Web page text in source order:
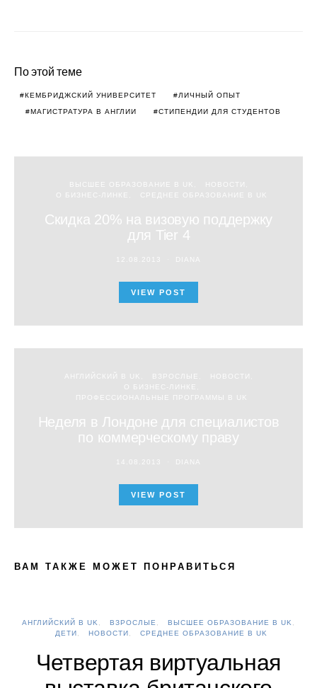
По этой теме
КЕМБРИДЖСКИЙ УНИВЕРСИТЕТ ЛИЧНЫЙ ОПЫТ
МАГИСТРАТУРА В АНГЛИИ СТИПЕНДИИ ДЛЯ СТУДЕНТОВ
ВЫСШЕЕ ОБРАЗОВАНИЕ В UK
О БИЗНЕС-ЛИНКЕ
СРЕДНЕЕ ОБРАЗОВАНИЕ В UK
Скидка 20% на визовую поддержку
для Tier 4
12.08.2013 DIANA
VIEW POST
АНГЛИЙСКИЙ В UK ВЗРОСЛЫЕ
О БИЗНЕС-ЛИНКЕ
ПРОФЕССИОНАЛЬНЫЕ ПРОГРАММЫ В UK
Неделя в Лондоне для специалистов
по коммерческому праву
14.08.2013 DIANA
VIEW POST
ВАМ ТАКЖЕ МОЖЕТ ПОНРАВИТЬСЯ
АНГЛИЙСКИЙ В UK ВЗРОСЛЫЕ
ВЫСШЕЕ ОБРАЗОВАНИЕ В UK
ДЕТИ
НОВОСТИ СРЕДНЕЕ ОБРАЗОВАНИЕ В UK
Четвертая виртуальная